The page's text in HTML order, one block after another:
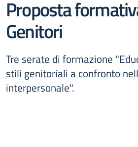
Proposta
Genitori
Tre serate di formazione
stili genitoriali a confronto
interpersonale".